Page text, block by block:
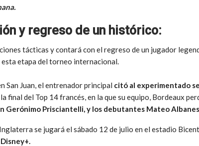
y regreso de un histórico:
tácticas y contará con el regreso de un jugador
etapa del torneo internacional.
San Juan, el entrenador principal citó al experimentado
final del Top 14 francés, en la que su equipo, Bordeaux
Gerónimo Prisciantelli, y los debutantes Mateo
se jugará el sábado 12 de julio en el estadio